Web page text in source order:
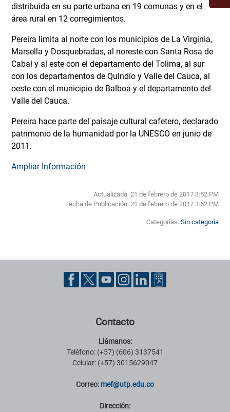
distribuida en su parte urbana en 19 comunas y en el
área rural en 12 corregimientos.
Pereira limita al norte con los municipios de La Virginia,
Marsella y Dosquebradas, al noreste con Santa Rosa de
Cabal y al este con el departamento del Tolima, al sur
con los departamentos de Quindío y Valle del Cauca, al
oeste con el municipio de Balboa y el departamento del
Valle del Cauca.
Pereira hace parte del paisaje cultural cafetero, declarado
patrimonio de la humanidad por la UNESCO en junio de
2011.
Ampliar Información
Actualizada: 21 de febrero de 2017 3:52 PM
Fecha de Publicación: 21 de febrero de 2017 3:52 PM
Categorías: Sin categoría
Pie de página con información de contacto, redes sociales y datos
Contacto
Llámanos:
Teléfono: (+57) (606) 3137541
Celular: (+57) 3015629047
Correo: mef@utp.edu.co
Dirección: